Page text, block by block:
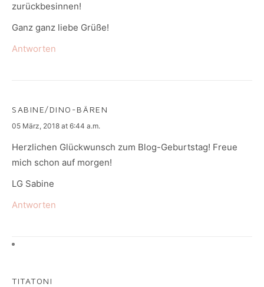
zurückbesinnen!
Ganz ganz liebe Grüße!
Antworten
SABINE/DINO-BÄREN
says:
05 März, 2018 at 6:44 a.m.
Herzlichen Glückwunsch zum Blog-Geburtstag! Freue
mich schon auf morgen!
LG Sabine
Antworten
TITATONI